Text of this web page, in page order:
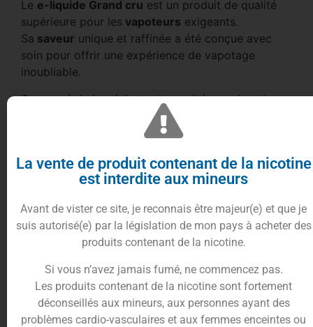
Le e-liquide Grand cru est un produit de qualité
supérieure pour les vapoteurs exigeants.
Sa saveur unique et raffinée a été conçue avec
soin pour offrir une expérience de vapotage
inoubliable.
Composé de ingrédients de qualité premium, le e-
liquide Grand cru est fabriqué selon les normes de
sécurité les plus strictes pour garantir la sécurité
Choisissez votre taux de nicotine pour
Le e-liquide Grand Cru 10mlse décline en
plusieurs taux de nicotine, choisissez selon vos
0mg(Sans nicotine), 3mg, 6mg, ou12mg .
Cet e-liquide se compose de propylène glycol
végétal, de glycérine végétale et d’arômes
La vente de produit contenant de la nicotine
est interdite aux mineurs
Avant de vister ce site, je reconnais être majeur(e) et que je
suis autorisé(e) par la législation de mon pays à acheter des
produits contenant de la nicotine.
Si vous n’avez jamais fumé, ne commencez pas.
Les produits contenant de la nicotine sont fortement
déconseillés aux mineurs, aux personnes ayant des
problèmes cardio-vasculaires et aux femmes enceintes ou